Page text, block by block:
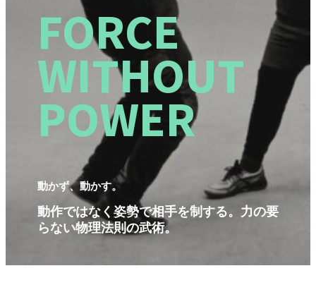
FORCE
WITHOUT
POWER
動かず、動かす。
動作ではなく姿勢で相手を制する。力の要
らない物理法則の武術。